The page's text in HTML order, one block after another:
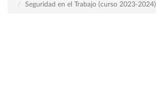
Seguridad en el Trabajo (curso 2023-2024)